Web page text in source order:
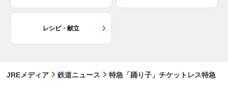
レシピ・献立
JREメディア 鉄道ニュース
特急「踊り子」チケットレス特急